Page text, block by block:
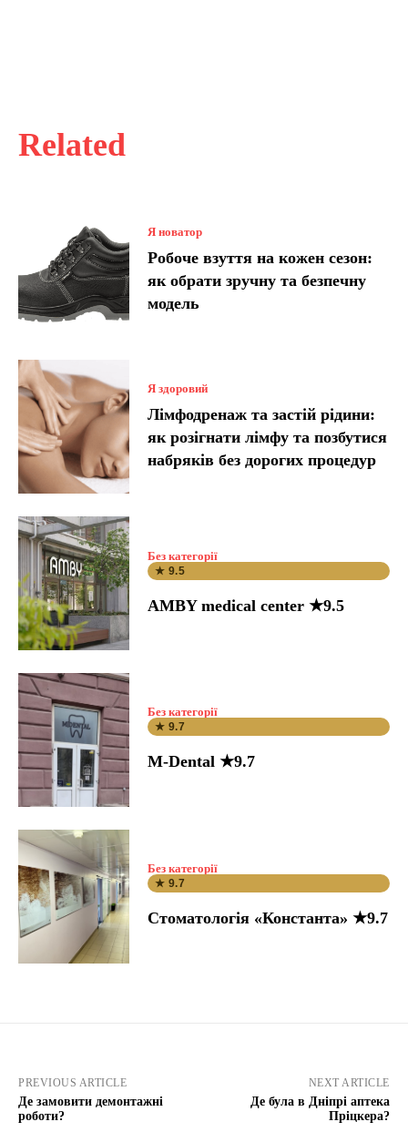
Related
Я новатор
Робоче взуття на кожен сезон:
як обрати зручну та безпечну
модель
Я здоровий
Лімфодренаж та застій рідини:
як розігнати лімфу та позбутися
набряків без дорогих процедур
Без категорії
★ 9.5
AMBY medical center ★9.5
Без категорії
★ 9.7
M-Dental ★9.7
Без категорії
★ 9.7
Стоматологія «Константа» ★9.7
PREVIOUS ARTICLE
Де замовити демонтажні
роботи?
NEXT ARTICLE
Де була в Дніпрі аптека
Пріцкера?